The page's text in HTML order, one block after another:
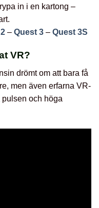
in i en kartong –
– Quest 3 – Quest 3S
VR?
drömt om att bara få
men även erfarna VR-
och höga